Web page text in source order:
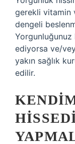
gerekli vitamin
dengeli
Yorgunluğunuz
ediyorsa ve/
yakın sağlık
edilir.